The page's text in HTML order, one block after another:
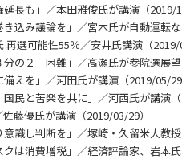
長も」／本田雅俊氏が講演（2019/
込み議論を」／宮木氏が自動運転
選可能性55％／安井氏講演（
分の２ 困難」／高瀬氏が参院選展
えを」／河田氏が講演（2019/05/
民と苦楽を共に」／河西氏が講演
藤優氏が講演（2019/03/29）
識し判断を」／塚崎・久留米大教
は消費増税」／経済評論家、岩本